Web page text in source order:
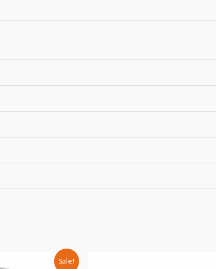
Sale!